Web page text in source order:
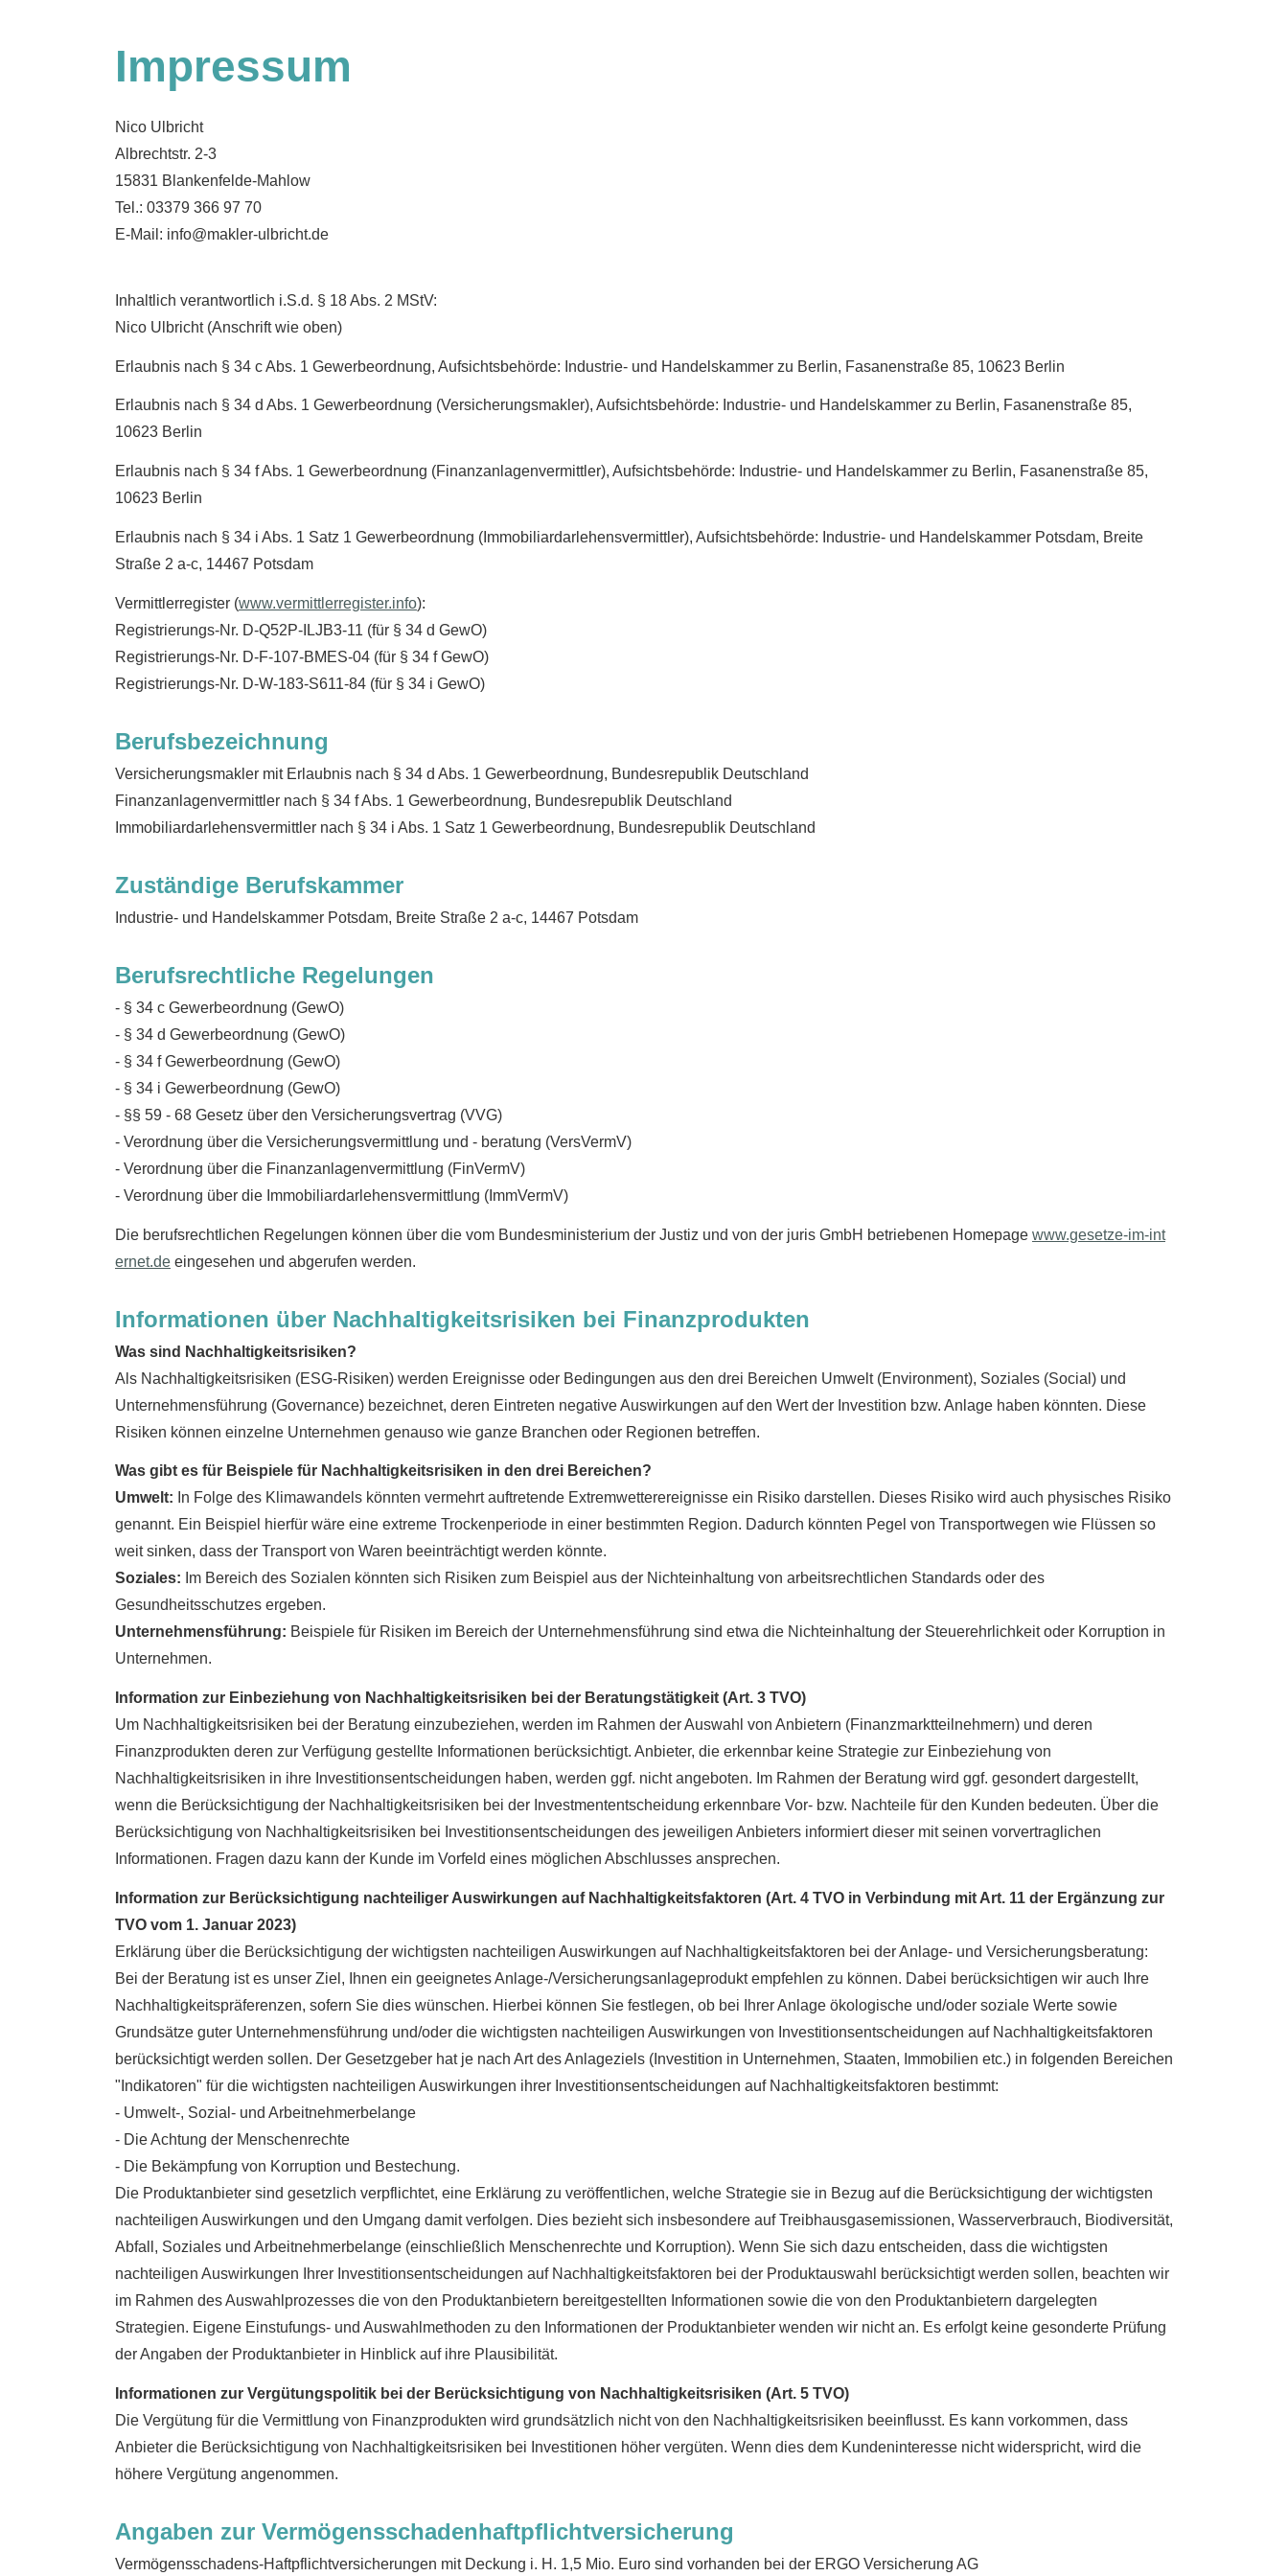
Impressum
Nico Ulbricht
Albrechtstr. 2-3
15831 Blankenfelde-Mahlow
Tel.: 03379 366 97 70
E-Mail: info@makler-ulbricht.de
Inhaltlich verantwortlich i.S.d. § 18 Abs. 2 MStV:
Nico Ulbricht (Anschrift wie oben)
Erlaubnis nach § 34 c Abs. 1 Gewerbeordnung, Aufsichtsbehörde: Industrie- und Handelskammer zu Berlin, Fasanenstraße 85, 10623 Berlin
Erlaubnis nach § 34 d Abs. 1 Gewerbeordnung (Ver­sicherungs­makler), Aufsichtsbehörde: Industrie- und Handelskammer zu Berlin, Fasanenstraße 85,
10623 Berlin
Erlaubnis nach § 34 f Abs. 1 Gewerbeordnung (Finanzanlagenvermittler), Aufsichtsbehörde: Industrie- und Handelskammer zu Berlin, Fasanenstraße 85,
10623 Berlin
Erlaubnis nach § 34 i Abs. 1 Satz 1 Gewerbeordnung (Immobiliardarlehensvermittler), Aufsichtsbehörde: Industrie- und Handelskammer Potsdam, Breite
Straße 2 a-c, 14467 Potsdam
Vermittlerregister (www.vermittlerregister.info):
Registrierungs-Nr. D-Q52P-ILJB3-11 (für § 34 d GewO)
Registrierungs-Nr. D-F-107-BMES-04 (für § 34 f GewO)
Registrierungs-Nr. D-W-183-S611-84 (für § 34 i GewO)
Berufsbezeichnung
Ver­sicherungs­makler mit Erlaubnis nach § 34 d Abs. 1 Gewerbeordnung, Bundesrepublik Deutschland
Finanzanlagenvermittler nach § 34 f Abs. 1 Gewerbeordnung, Bundesrepublik Deutschland
Immobiliardarlehensvermittler nach § 34 i Abs. 1 Satz 1 Gewerbeordnung, Bundesrepublik Deutschland
Zuständige Berufskammer
Industrie- und Handelskammer Potsdam, Breite Straße 2 a-c, 14467 Potsdam
Berufsrechtliche Regelungen
- § 34 c Gewerbeordnung (GewO)
- § 34 d Gewerbeordnung (GewO)
- § 34 f Gewerbeordnung (GewO)
- § 34 i Gewerbeordnung (GewO)
- §§ 59 - 68 Gesetz über den Versicherungsvertrag (VVG)
- Verordnung über die Versicherungsvermittlung und - beratung (VersVermV)
- Verordnung über die Finanzanlagenvermittlung (FinVermV)
- Verordnung über die Immobiliardarlehensvermittlung (ImmVermV)
Die berufsrechtlichen Regelungen können über die vom Bundesministerium der Justiz und von der juris GmbH betriebenen Homepage www.gesetze-im-int
ernet.de eingesehen und abgerufen werden.
Informationen über Nachhaltigkeitsrisiken bei Finanzprodukten
Was sind Nachhaltigkeitsrisiken?
Als Nachhaltigkeitsrisiken (ESG-Risiken) werden Ereignisse oder Bedingungen aus den drei Bereichen Umwelt (Environment), Soziales (Social) und
Unternehmensführung (Governance) bezeichnet, deren Eintreten negative Auswirkungen auf den Wert der Investition bzw. Anlage haben könnten. Diese
Risiken können einzelne Unternehmen genauso wie ganze Branchen oder Regionen betreffen.
Was gibt es für Beispiele für Nachhaltigkeitsrisiken in den drei Bereichen?
Umwelt: In Folge des Klimawandels könnten vermehrt auftretende Extremwetterereignisse ein Risiko darstellen. Dieses Risiko wird auch physisches Risiko
genannt. Ein Beispiel hierfür wäre eine extreme Trockenperiode in einer bestimmten Region. Dadurch könnten Pegel von Transportwegen wie Flüssen so
weit sinken, dass der Transport von Waren beeinträchtigt werden könnte.
Soziales: Im Bereich des Sozialen könnten sich Risiken zum Beispiel aus der Nichteinhaltung von arbeitsrechtlichen Standards oder des
Gesundheitsschutzes ergeben.
Unternehmensführung: Beispiele für Risiken im Bereich der Unternehmensführung sind etwa die Nichteinhaltung der Steuerehrlichkeit oder Korruption in
Unternehmen.
Information zur Einbeziehung von Nachhaltigkeitsrisiken bei der Beratungstätigkeit (Art. 3 TVO)
Um Nachhaltigkeitsrisiken bei der Beratung einzubeziehen, werden im Rahmen der Auswahl von Anbietern (Finanzmarktteilnehmern) und deren
Finanzprodukten deren zur Verfügung gestellte Informationen berücksichtigt. Anbieter, die erkennbar keine Strategie zur Einbeziehung von
Nachhaltigkeitsrisiken in ihre Investitionsentscheidungen haben, werden ggf. nicht angeboten. Im Rahmen der Beratung wird ggf. gesondert dargestellt,
wenn die Berücksichtigung der Nachhaltigkeitsrisiken bei der Investmententscheidung erkennbare Vor- bzw. Nachteile für den Kunden bedeuten. Über die
Berücksichtigung von Nachhaltigkeitsrisiken bei Investitionsentscheidungen des jeweiligen Anbieters informiert dieser mit seinen vorvertraglichen
Informationen. Fragen dazu kann der Kunde im Vorfeld eines möglichen Abschlusses ansprechen.
Information zur Berücksichtigung nachteiliger Auswirkungen auf Nachhaltigkeitsfaktoren (Art. 4 TVO in Verbindung mit Art. 11 der Ergänzung zur
TVO vom 1. Januar 2023)
Erklärung über die Berücksichtigung der wichtigsten nachteiligen Auswirkungen auf Nachhaltigkeitsfaktoren bei der Anlage- und Versicherungsberatung:
Bei der Beratung ist es unser Ziel, Ihnen ein geeignetes Anlage-/Versicherungsanlageprodukt empfehlen zu können. Dabei berücksichtigen wir auch Ihre
Nachhaltigkeitspräferenzen, sofern Sie dies wünschen. Hierbei können Sie festlegen, ob bei Ihrer Anlage ökologische und/oder soziale Werte sowie
Grundsätze guter Unternehmensführung und/oder die wichtigsten nachteiligen Auswirkungen von Investitionsentscheidungen auf Nachhaltigkeitsfaktoren
berücksichtigt werden sollen. Der Gesetzgeber hat je nach Art des Anlageziels (Investition in Unternehmen, Staaten, Immobilien etc.) in folgenden Bereichen
"Indikatoren" für die wichtigsten nachteiligen Auswirkungen ihrer Investitionsentscheidungen auf Nachhaltigkeitsfaktoren bestimmt:
- Umwelt-, Sozial- und Arbeitnehmerbelange
- Die Achtung der Menschenrechte
- Die Bekämpfung von Korruption und Bestechung.
Die Produktanbieter sind gesetzlich verpflichtet, eine Erklärung zu veröffentlichen, welche Strategie sie in Bezug auf die Berücksichtigung der wichtigsten
nachteiligen Auswirkungen und den Umgang damit verfolgen. Dies bezieht sich insbesondere auf Treibhausgasemissionen, Wasserverbrauch, Biodiversität,
Abfall, Soziales und Arbeitnehmerbelange (einschließlich Menschenrechte und Korruption). Wenn Sie sich dazu entscheiden, dass die wichtigsten
nachteiligen Auswirkungen Ihrer Investitionsentscheidungen auf Nachhaltigkeitsfaktoren bei der Produktauswahl berücksichtigt werden sollen, beachten wir
im Rahmen des Auswahlprozesses die von den Produktanbietern bereitgestellten Informationen sowie die von den Produktanbietern dargelegten
Strategien. Eigene Einstufungs- und Auswahlmethoden zu den Informationen der Produktanbieter wenden wir nicht an. Es erfolgt keine gesonderte Prüfung
der Angaben der Produktanbieter in Hinblick auf ihre Plausibilität.
Informationen zur Vergütungspolitik bei der Berücksichtigung von Nachhaltigkeitsrisiken (Art. 5 TVO)
Die Vergütung für die Vermittlung von Finanzprodukten wird grundsätzlich nicht von den Nachhaltigkeitsrisiken beeinflusst. Es kann vorkommen, dass
Anbieter die Berücksichtigung von Nachhaltigkeitsrisiken bei Investitionen höher vergüten. Wenn dies dem Kundeninteresse nicht widerspricht, wird die
höhere Vergütung angenommen.
Angaben zur Vermögensschadenhaftpflichtversicherung
Vermögensschadens-Haft­pflichtversicherungen mit Deckung i. H. 1,5 Mio. Euro sind vorhanden bei der ERGO Versicherung AG